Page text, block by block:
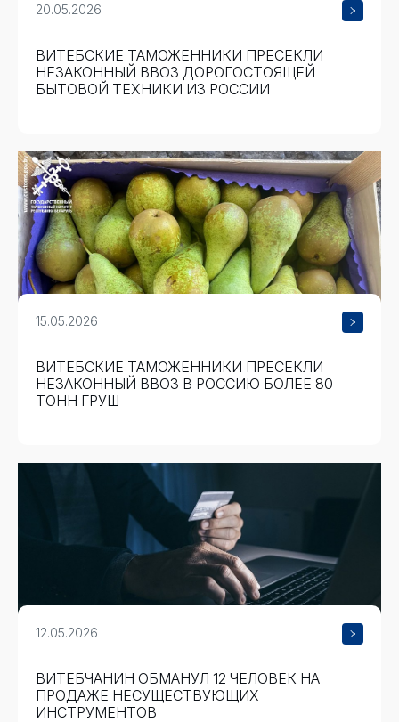
20.05.2026
ВИТЕБСКИЕ ТАМОЖЕННИКИ ПРЕСЕКЛИ
НЕЗАКОННЫЙ ВВОЗ ДОРОГОСТОЯЩЕЙ
БЫТОВОЙ ТЕХНИКИ ИЗ РОССИИ
15.05.2026
ВИТЕБСКИЕ ТАМОЖЕННИКИ ПРЕСЕКЛИ
НЕЗАКОННЫЙ ВВОЗ В РОССИЮ БОЛЕЕ 80
ТОНН ГРУШ
12.05.2026
ВИТЕБЧАНИН ОБМАНУЛ 12 ЧЕЛОВЕК НА
ПРОДАЖЕ НЕСУЩЕСТВУЮЩИХ
ИНСТРУМЕНТОВ